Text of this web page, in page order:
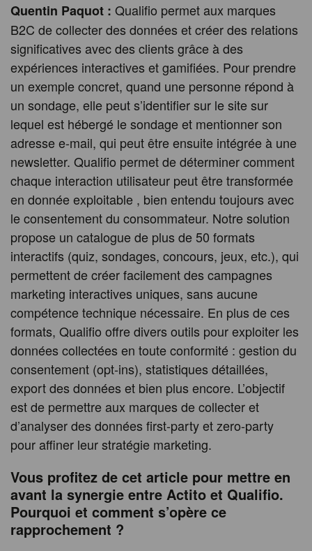
Quentin Paquot : Qualifio permet aux marques
B2C de collecter des données et créer des relations
significatives avec des clients grâce à des
expériences interactives et gamifiées. Pour prendre
un exemple concret, quand une personne répond à
un sondage, elle peut s’identifier sur le site sur
lequel est hébergé le sondage et mentionner son
adresse e-mail, qui peut être ensuite intégrée à une
newsletter. Qualifio permet de déterminer comment
chaque interaction utilisateur peut être transformée
en donnée exploitable , bien entendu toujours avec
le consentement du consommateur. Notre solution
propose un catalogue de plus de 50 formats
interactifs (quiz, sondages, concours, jeux, etc.), qui
permettent de créer facilement des campagnes
marketing interactives uniques, sans aucune
compétence technique nécessaire. En plus de ces
formats, Qualifio offre divers outils pour exploiter les
données collectées en toute conformité : gestion du
consentement (opt-ins), statistiques détaillées,
export des données et bien plus encore. L’objectif
est de permettre aux marques de collecter et
d’analyser des données first-party et zero-party
pour affiner leur stratégie marketing.
Vous profitez de cet article pour mettre en
avant la synergie entre Actito et Qualifio.
Pourquoi et comment s’opère ce
rapprochement ?